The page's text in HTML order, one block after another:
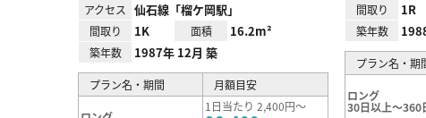
アクセス 仙石線「榴ケ岡駅」
間取り 1K 面積 16.2m²
築年数 1987年 12月 築
プラン名・期間 月額目安
1日当たり 2,400円～
間取り 1R
築年数
プラン名・期
ロング
30日以上～360